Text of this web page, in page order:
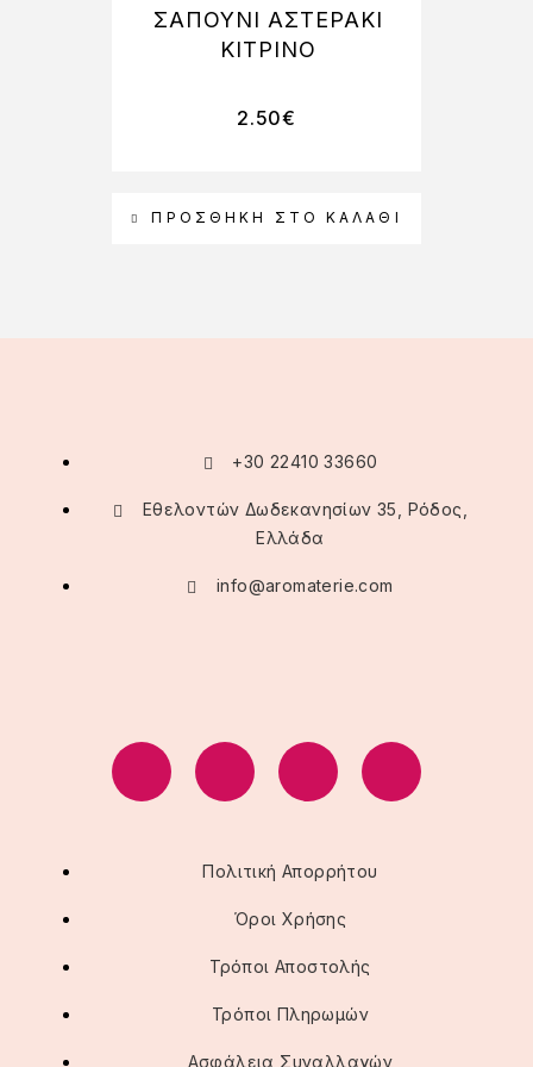
ΠΡΟΣΘΉΚΗ ΣΤΟ ΚΑΛΆΘΙ
ΣΑΠΟΥΝΙ ΑΣΤΕΡΑΚΙ
ΚΙΤΡΙΝΟ
2.50€
+30 22410 33660
Εθελοντών Δωδεκανησίων 35, Ρόδος,
Ελλάδα
info@aromaterie.com
Πολιτική Απορρήτου
Όροι Χρήσης
Τρόποι Αποστολής
Τρόποι Πληρωμών
Ασφάλεια Συναλλαγών